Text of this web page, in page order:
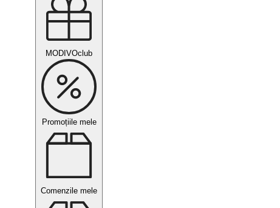
MODIVOclub
Promoțiile mele
Comenzile mele